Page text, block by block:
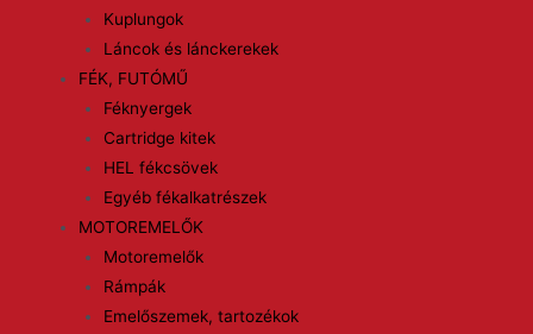
Kuplungok
Láncok és lánckerekek
FÉK, FUTÓMŰ
Féknyergek
Cartridge kitek
HEL fékcsövek
Egyéb fékalkatrészek
MOTOREMELŐK
Motoremelők
Rámpák
Emelőszemek, tartozékok